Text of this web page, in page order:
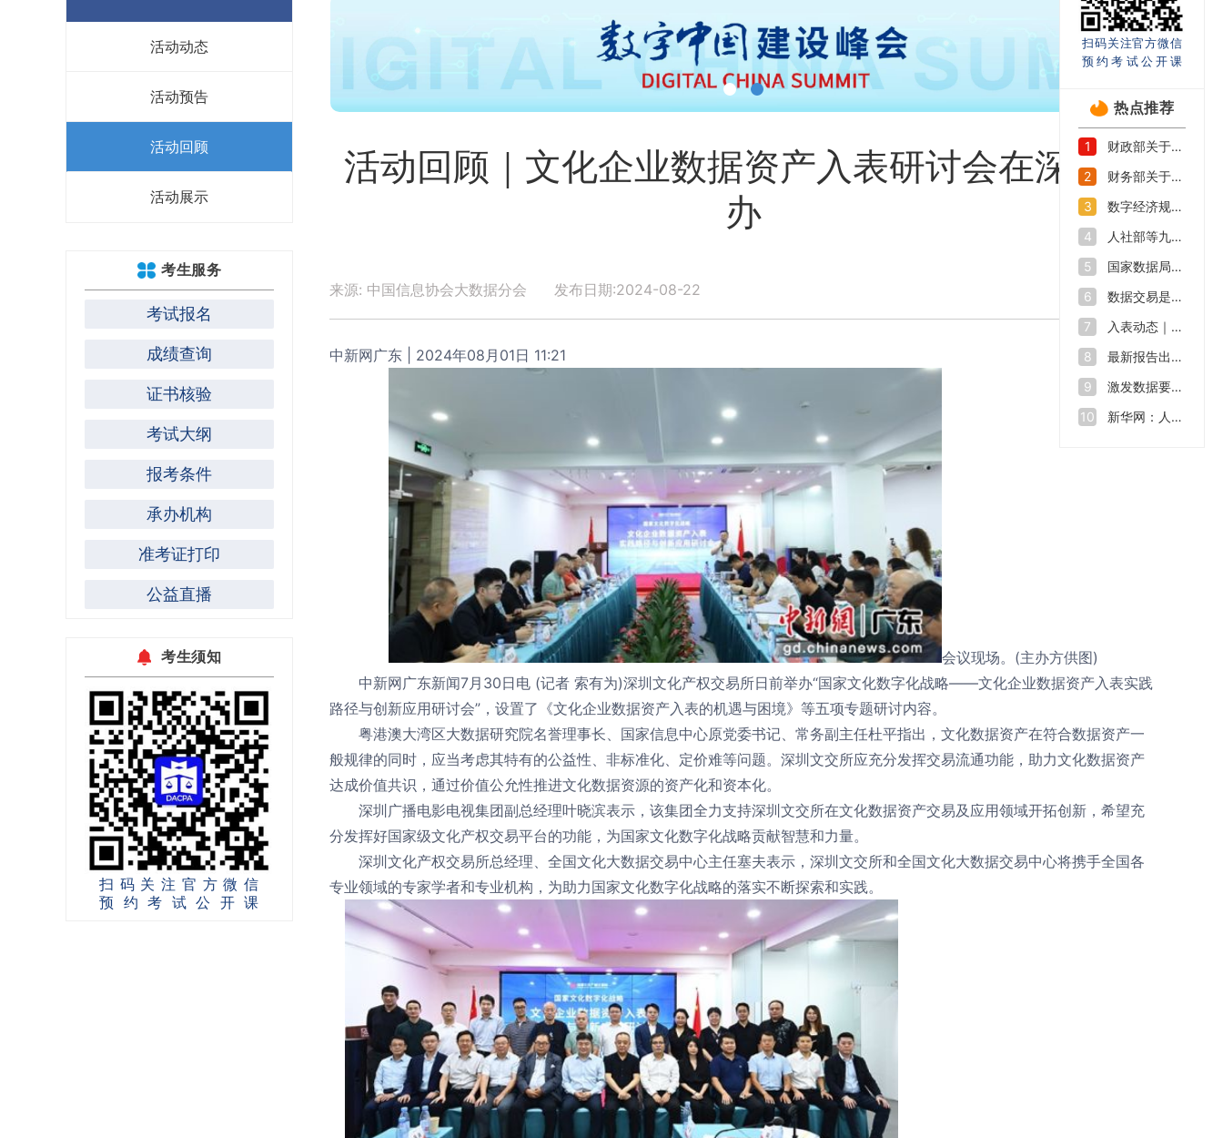
扫码关注官方微信
预约考试公开课
热点推荐
1
财政部关于印发《企业数据资源相关会计处理暂行规定》的通知
2
财务部关于印发《关于加强数据资产管理的指导意见》的通知
3
数字经济规模持续扩大 如何抓好数字人才培养机遇期
4
人社部等九部门印发《加快数字人才培育支撑数字经济发展行动方案》
5
国家数据局等部门关于促进企业数据资源开发利用的意见
6
数据交易是什么？如何让“沉睡”的数据资源“活”起来
7
入表动态｜数据也能拿来融资 全球数源中心南沙启用
8
最新报告出炉！2023年我国数据生产总量达32.85ZB
9
激发数据要素价值 助力数字中国建设——第七届数字中国建设峰会开幕
10
新华网：人才缺口在2500万至3000万，中国数字人才培育行动方案出炉
活动动态
活动预告
活动回顾
活动展示
考生服务
考试报名
成绩查询
证书核验
考试大纲
报考条件
承办机构
准考证打印
公益直播
考生须知
扫码关注官方微信
预约考试公开课
活动回顾｜文化企业数据资产入表研讨会在深圳举
办
来源: 中国信息协会大数据分会 发布日期:2024-08-22
中新网广东 | 2024年08月01日 11:21
会议现场。(主办方供图)
中新网广东新闻7月30日电 (记者 索有为)深圳文化产权交易所日前举办“国家文化数字化战略——文化企业数据资产入表实践
路径与创新应用研讨会”，设置了《文化企业数据资产入表的机遇与困境》等五项专题研讨内容。
粤港澳大湾区大数据研究院名誉理事长、国家信息中心原党委书记、常务副主任杜平指出，文化数据资产在符合数据资产一
般规律的同时，应当考虑其特有的公益性、非标准化、定价难等问题。深圳文交所应充分发挥交易流通功能，助力文化数据资产
达成价值共识，通过价值公允性推进文化数据资源的资产化和资本化。
深圳广播电影电视集团副总经理叶晓滨表示，该集团全力支持深圳文交所在文化数据资产交易及应用领域开拓创新，希望充
分发挥好国家级文化产权交易平台的功能，为国家文化数字化战略贡献智慧和力量。
深圳文化产权交易所总经理、全国文化大数据交易中心主任塞夫表示，深圳文交所和全国文化大数据交易中心将携手全国各
专业领域的专家学者和专业机构，为助力国家文化数字化战略的落实不断探索和实践。